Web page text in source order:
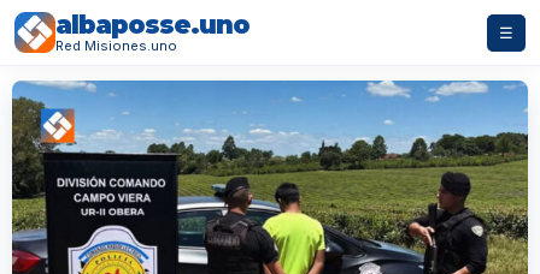
albaposse.uno
Red Misiones.uno
☰